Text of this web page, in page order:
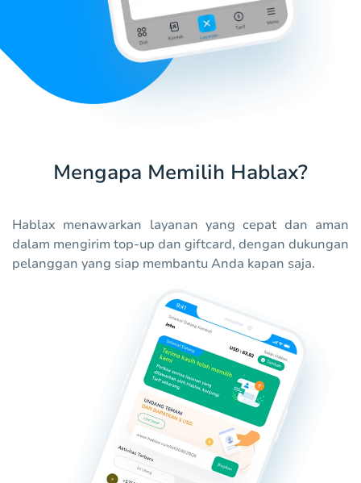
Mengapa Memilih Hablax?
Hablax menawarkan layanan yang cepat dan aman
dalam mengirim top-up dan giftcard, dengan dukungan
pelanggan yang siap membantu Anda kapan saja.